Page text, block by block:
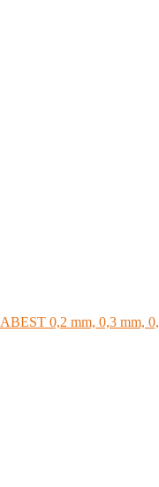
ABEST 0,2 mm, 0,3 mm,